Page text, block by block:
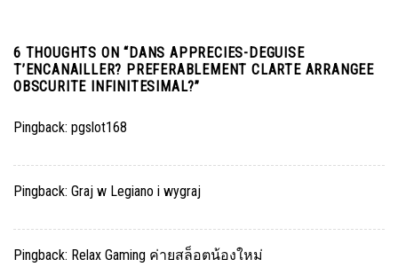
6 THOUGHTS ON “DANS APPRECIES-DEGUISE
T’ENCANAILLER? PREFERABLEMENT CLARTE ARRANGEE
OBSCURITE INFINITESIMAL?”
Pingback: pgslot168
Pingback: Graj w Legiano i wygraj
Pingback: Relax Gaming ค่ายสล็อตน้องใหม่